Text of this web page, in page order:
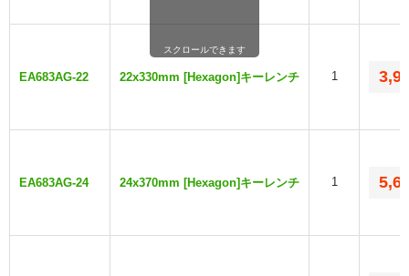
EA683AG-22 22x330mm [Hexagon]キーレンチ 1
EA683AG-24 24x370mm [Hexagon]キーレンチ 1
スクロールできます